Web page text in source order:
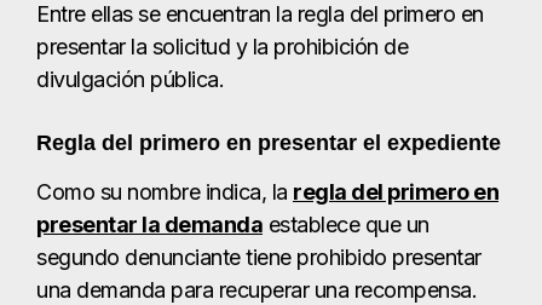
Entre ellas se encuentran la regla del primero en
presentar la solicitud y la prohibición de
divulgación pública.
Regla del primero en presentar el expediente
Como su nombre indica, la regla del primero en
presentar la demanda establece que un
segundo denunciante tiene prohibido presentar
una demanda para recuperar una recompensa.